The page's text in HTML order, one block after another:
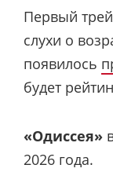
Первый
слухи о
появилось
будет
«Одиссея»
2026 года.